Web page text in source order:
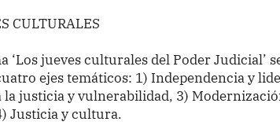
CULTURALES
‘Los jueves culturales del Poder Judicial’
ejes temáticos: 1) Independencia y
la justicia y vulnerabilidad, 3)
Justicia y cultura.